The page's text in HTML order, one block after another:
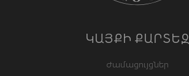
ԿԱՅՔԻ ՔԱՐՏԵԶ
Ժամացույցներ